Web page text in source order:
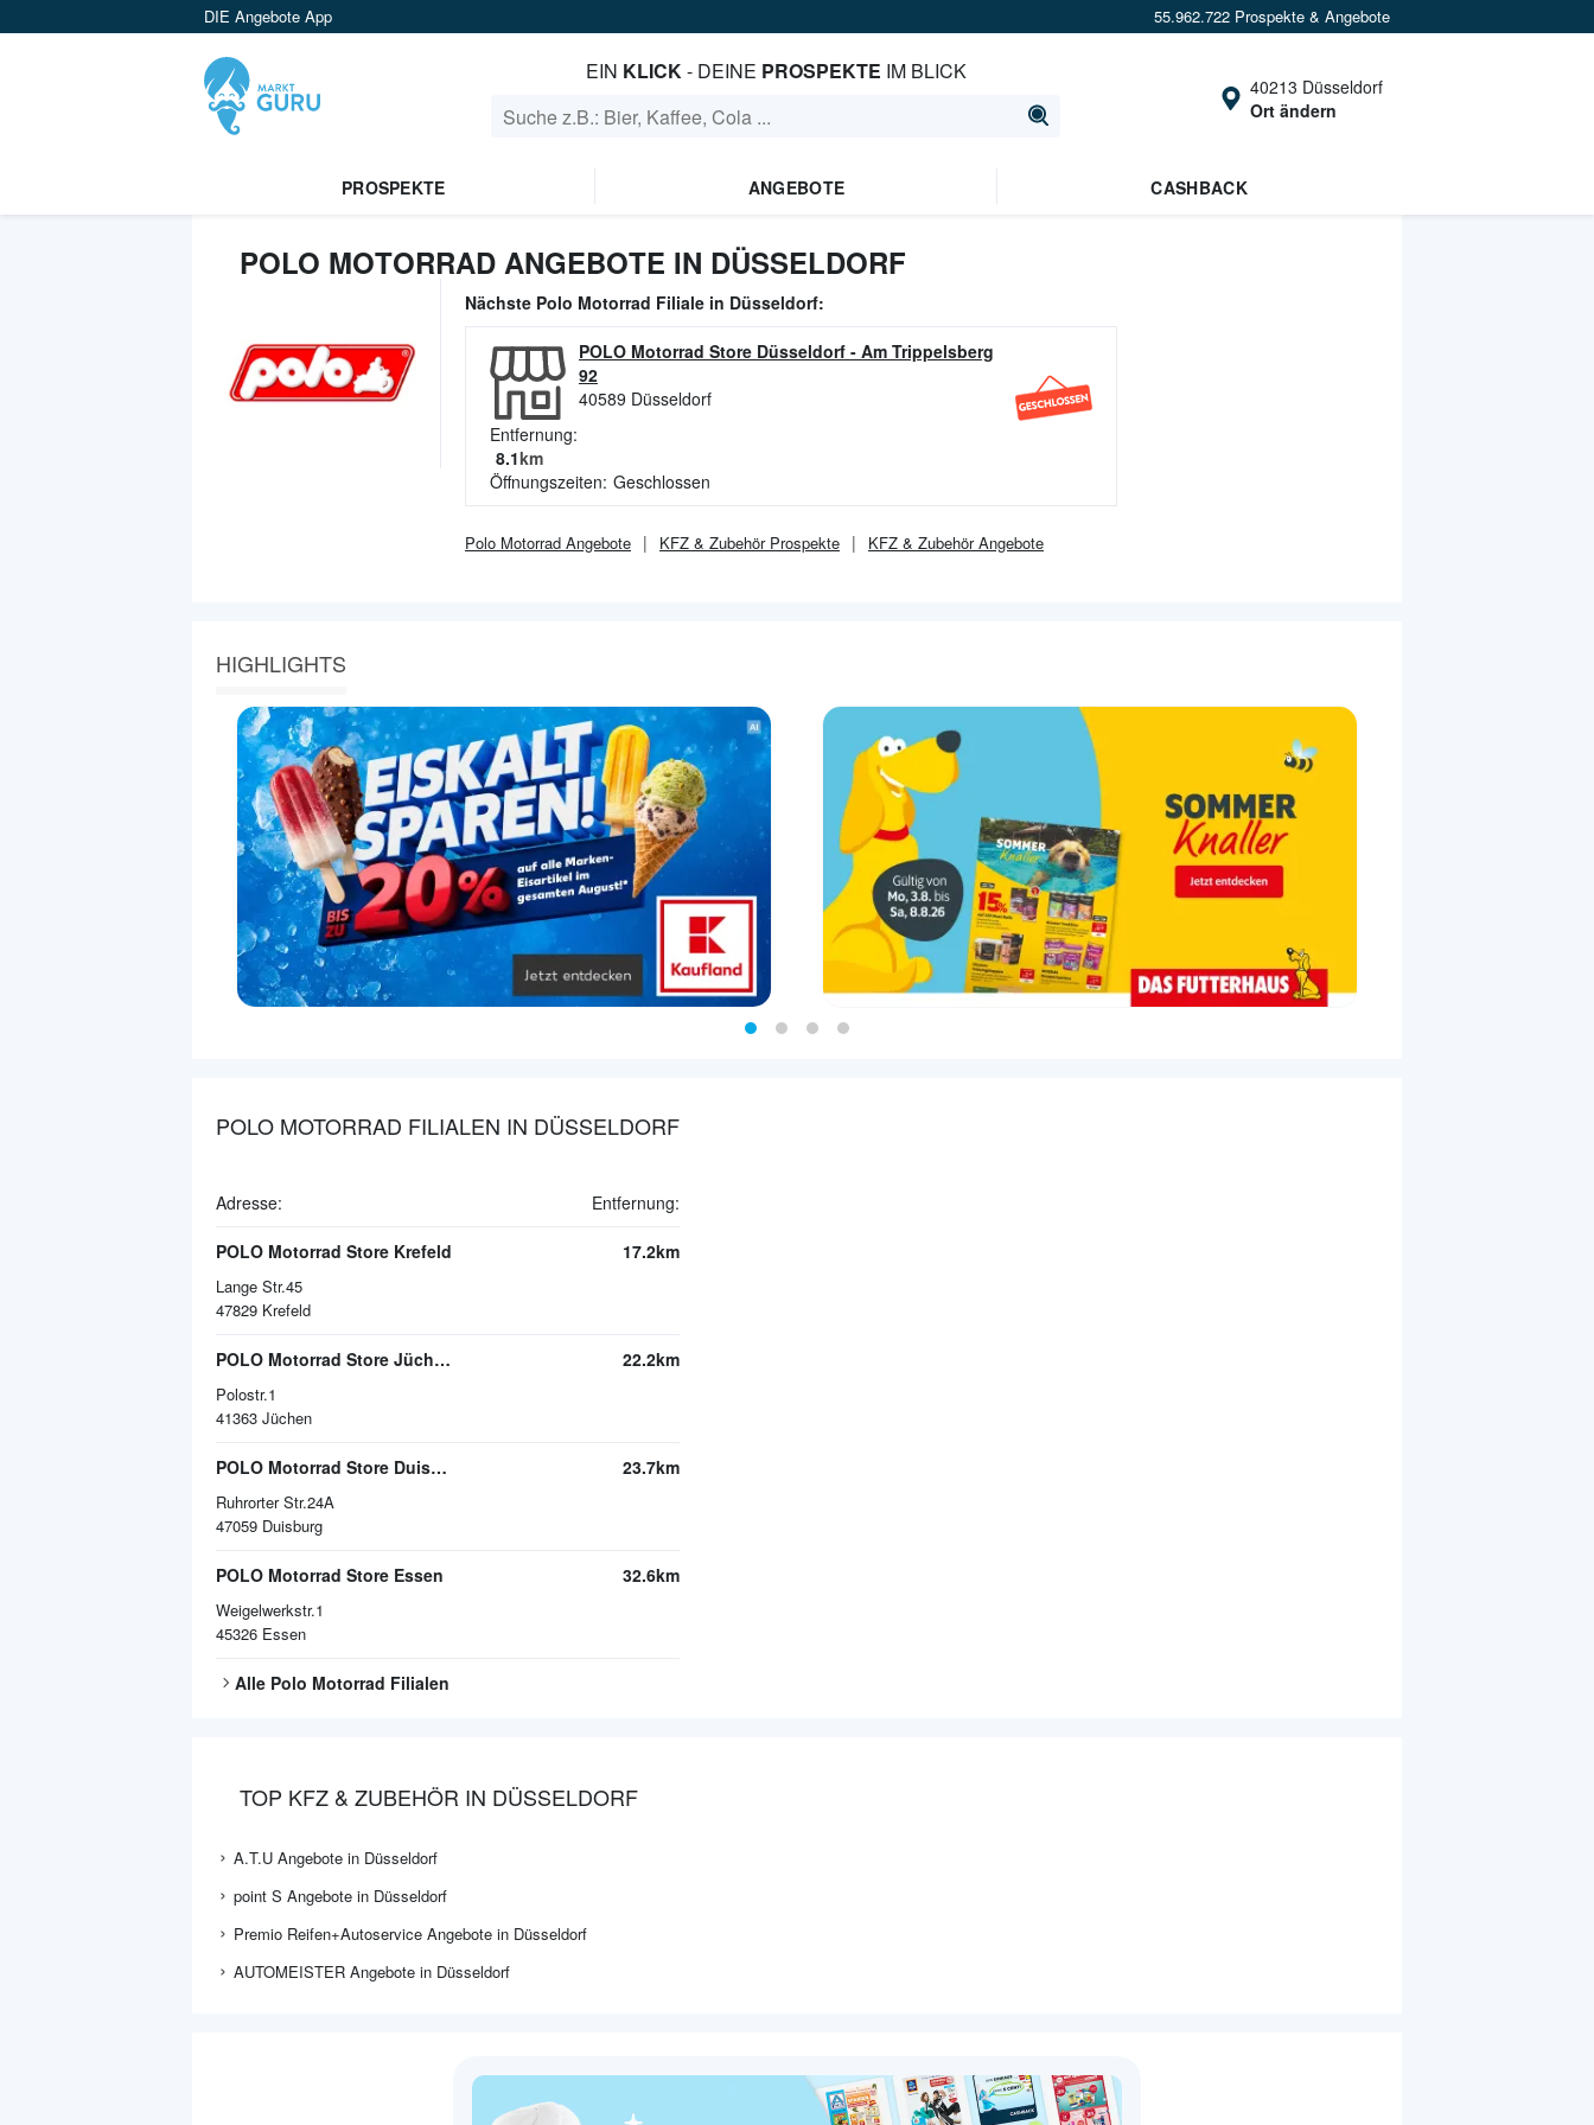
DIE Angebote App 55.962.722 Prospekte & Angebote
EIN KLICK- DEINE PROSPEKTE IM BLICK
40213 Düsseldorf
Ort ändern
PROSPEKTE ANGEBOTE CASHBACK
POLO MOTORRAD ANGEBOTE IN DÜSSELDORF
Nächste Polo Motorrad Filiale in Düsseldorf:
POLO Motorrad Store Düsseldorf - Am Trippelsberg
92
40589 Düsseldorf
Entfernung:
8.1km
Öffnungszeiten: Geschlossen
Polo Motorrad Angebote KFZ & ZubehörProspekte KFZ & ZubehörAngebote
HIGHLIGHTS
POLO MOTORRAD FILIALEN IN DÜSSELDORF
Adresse: Entfernung:
POLO Motorrad Store Krefeld
Lange Str.45
47829 Krefeld
17.2km
POLO Motorrad Store Jüchen Lagerverkauf
Polostr.1
41363 Jüchen
22.2km
POLO Motorrad Store Duisburg
Ruhrorter Str.24A
47059 Duisburg
23.7km
POLO Motorrad Store Essen
Weigelwerkstr.1
45326 Essen
32.6km
Alle Polo Motorrad Filialen
TOP KFZ & ZUBEHÖR IN DÜSSELDORF
A.T.U Angebote in Düsseldorf
point S Angebote in Düsseldorf
Premio Reifen+Autoservice Angebote in Düsseldorf
AUTOMEISTER Angebote in Düsseldorf